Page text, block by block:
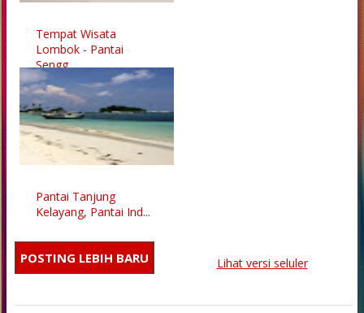
Tempat Wisata
Lombok - Pantai
Sengg...
Pantai Tanjung
Kelayang, Pantai Ind...
POSTING LEBIH BARU Lihat versi seluler